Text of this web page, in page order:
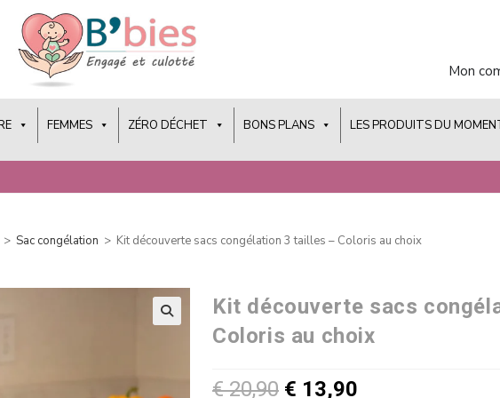
Mon
FEMMES ZÉRO DÉCHET BONS PLANS LES PRODUITS DU
> Sac congélation > Kit découverte sacs congélation 3 tailles – Coloris au choix
Kit découverte sacs
Coloris au choix
€20,90 € 13,90